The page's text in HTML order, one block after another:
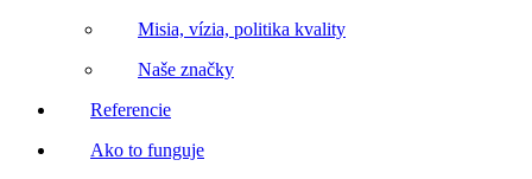
Misia, vízia, politika kvality
Naše značky
Referencie
Ako to funguje